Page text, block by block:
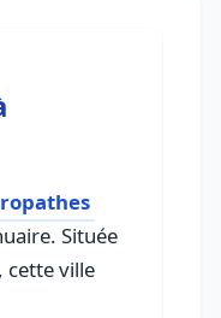
Située
cette ville